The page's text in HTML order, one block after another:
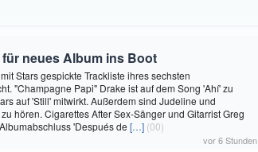
neues Album ins Boot
Stars gespickte Trackliste ihres sechsten
"Champagne Papi" Drake ist auf dem Song 'Ahí' zu
auf 'Still' mitwirkt. Außerdem sind Judeline und
hören. Cigarettes After Sex-Sänger und Gitarrist Greg
'Después de […] (00)
vor 6 Stunden